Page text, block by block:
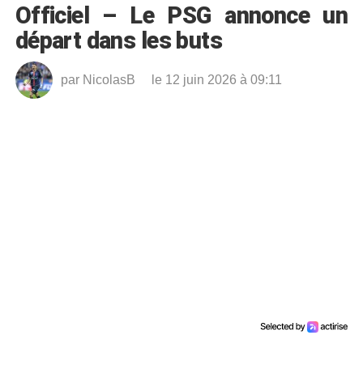
Officiel – Le PSG annonce un
départ dans les buts
par NicolasB le 12 juin 2026 à 09:11